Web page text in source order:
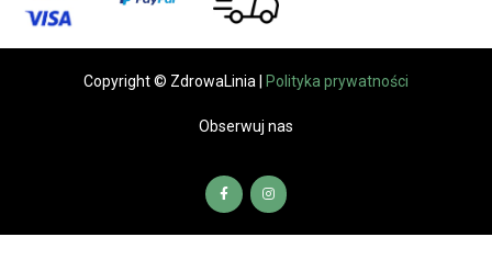
Copyright © ZdrowaLinia | Polityka prywatności
Obserwuj nas